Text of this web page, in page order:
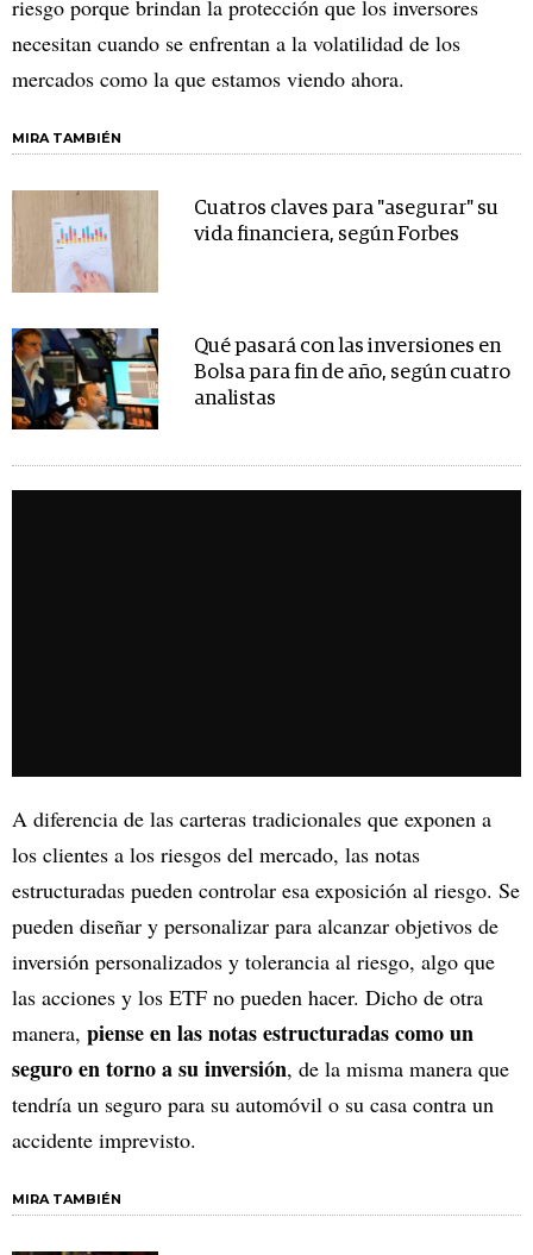
riesgo porque brindan la protección que los inversores
necesitan cuando se enfrentan a la volatilidad de los
mercados como la que estamos viendo ahora.
MIRA TAMBIÉN
Cuatros claves para "asegurar" su
vida financiera, según Forbes
Qué pasará con las inversiones en
Bolsa para fin de año, según cuatro
analistas
A diferencia de las carteras tradicionales que exponen a
los clientes a los riesgos del mercado, las notas
estructuradas pueden controlar esa exposición al riesgo. Se
pueden diseñar y personalizar para alcanzar objetivos de
inversión personalizados y tolerancia al riesgo, algo que
las acciones y los ETF no pueden hacer. Dicho de otra
manera, piense en las notas estructuradas como un
seguro en torno a su inversión, de la misma manera que
tendría un seguro para su automóvil o su casa contra un
accidente imprevisto.
MIRA TAMBIÉN